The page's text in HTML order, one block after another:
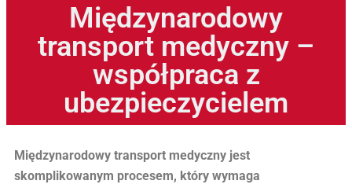
Międzynarodowy
transport medyczny –
współpraca z
ubezpieczycielem
Międzynarodowy transport medyczny jest
skomplikowanym procesem, który wymaga